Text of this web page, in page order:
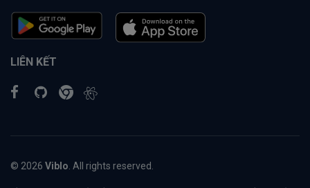
LIÊN KẾT
© 2026 Viblo . All rights reserved.